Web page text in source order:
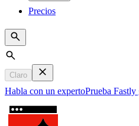
Precios
Search
Claro
Habla con un expertoPrueba Fastly